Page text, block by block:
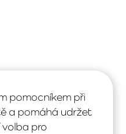
pomocníkem při
a pomáhá udržet
pro